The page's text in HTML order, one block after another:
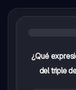
¿Qué
del triple